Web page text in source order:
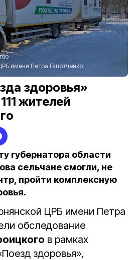
имени Петра Гапотченко
здоровья»
жителей
губернатора области
сельчане смогли, не
пройти комплексную
ЦРБ имени Петра
обследование
в рамках
здоровья»,